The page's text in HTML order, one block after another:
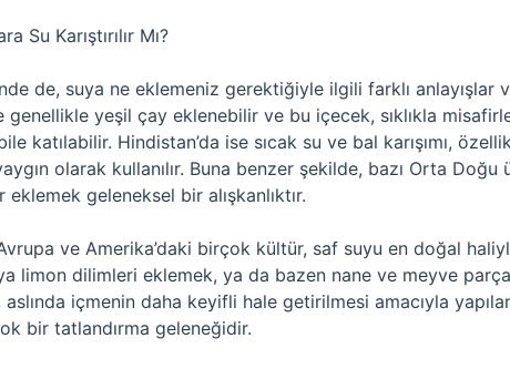
Su Karıştırılır Mı?
de, suya ne eklemeniz gerektiğiyle ilgili farklı anlayışlar
genellikle yeşil çay eklenebilir ve bu içecek, sıklıkla
katılabilir. Hindistan’da ise sıcak su ve bal karışımı,
olarak kullanılır. Buna benzer şekilde, bazı Orta
eklemek geleneksel bir alışkanlıktır.
ve Amerika’daki birçok kültür, saf suyu en doğal
limon dilimleri eklemek, ya da bazen nane ve meyve
aslında içmenin daha keyifli hale getirilmesi amacıyla
bir tatlandırma geleneğidir.